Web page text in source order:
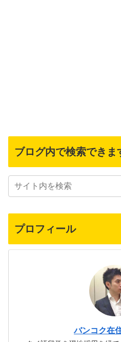
ブログ内で検索できま
プロフィール
バンコク在